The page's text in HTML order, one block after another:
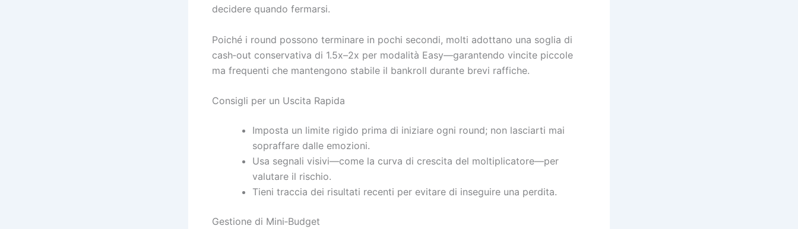
decidere quando fermarsi.
Poiché i round possono terminare in pochi secondi, molti adottano una soglia di
cash‑out conservativa di 1.5x–2x per modalità Easy—garantendo vincite piccole
ma frequenti che mantengono stabile il bankroll durante brevi raffiche.
Consigli per un Uscita Rapida
Imposta un limite rigido prima di iniziare ogni round; non lasciarti mai
sopraffare dalle emozioni.
Usa segnali visivi—come la curva di crescita del moltiplicatore—per
valutare il rischio.
Tieni traccia dei risultati recenti per evitare di inseguire una perdita.
Gestione di Mini‑Budget